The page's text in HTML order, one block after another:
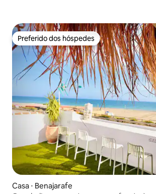
Preferido dos hóspedes
Preferido dos hóspedes
Casa ⋅ Benajarafe